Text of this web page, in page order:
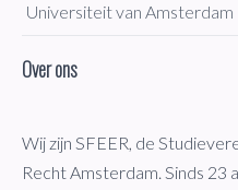
Universiteit van Amsterdam
Over ons
Wij zijn SFEER, de
Recht Amsterdam. Sinds 23